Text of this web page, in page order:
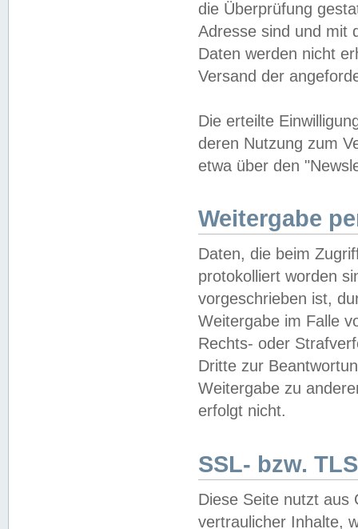
die Überprüfung
Adresse sind und mit
Daten werden nicht
Versand der
Die erteilte
deren Nutzung zum
etwa über den
Weitergabe
Daten, die beim
protokolliert worden
vorgeschrieben ist,
Weitergabe im Falle
Rechts- oder
Dritte zur
Weitergabe zu
erfolgt nicht.
SSL- bzw.
Diese Seite nutzt aus
vertraulicher Inhalte,